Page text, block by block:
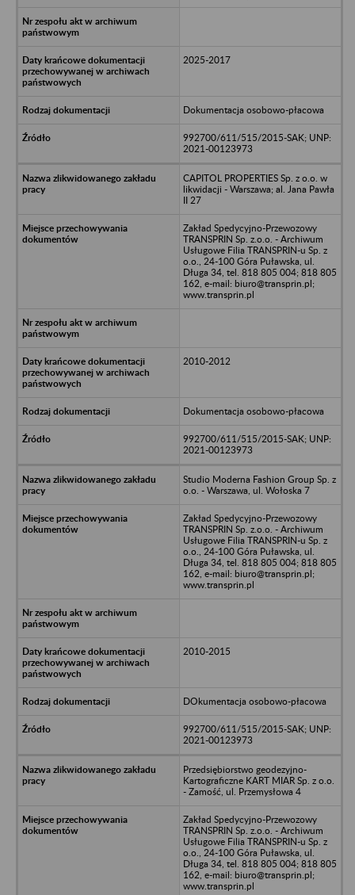
2025-2017
Dokumentacja osobowo-płacowa
992700/611/515/2015-SAK; UNP:
2021-00123973
CAPITOL PROPERTIES Sp. z o.o. w
likwidacji - Warszawa; al. Jana Pawła
II 27
Zakład Spedycyjno-Przewozowy
TRANSPRIN Sp. z.o.o. - Archiwum
Usługowe Filia TRANSPRIN-u Sp. z
o.o., 24-100 Góra Puławska, ul.
Długa 34, tel. 818 805 004; 818 805
162, e-mail: biuro@transprin.pl;
www.transprin.pl
2010-2012
Dokumentacja osobowo-płacowa
992700/611/515/2015-SAK; UNP:
2021-00123973
Studio Moderna Fashion Group Sp. z
o.o. - Warszawa, ul. Wołoska 7
Zakład Spedycyjno-Przewozowy
TRANSPRIN Sp. z.o.o. - Archiwum
Usługowe Filia TRANSPRIN-u Sp. z
o.o., 24-100 Góra Puławska, ul.
Długa 34, tel. 818 805 004; 818 805
162, e-mail: biuro@transprin.pl;
www.transprin.pl
2010-2015
DOkumentacja osobowo-płacowa
992700/611/515/2015-SAK; UNP:
2021-00123973
Przedsiębiorstwo geodezyjno-
Kartograficzne KART MIAR Sp. z o.o.
- Zamość, ul. Przemysłowa 4
Zakład Spedycyjno-Przewozowy
TRANSPRIN Sp. z.o.o. - Archiwum
Usługowe Filia TRANSPRIN-u Sp. z
o.o., 24-100 Góra Puławska, ul.
Długa 34, tel. 818 805 004; 818 805
162, e-mail: biuro@transprin.pl;
www.transprin.pl